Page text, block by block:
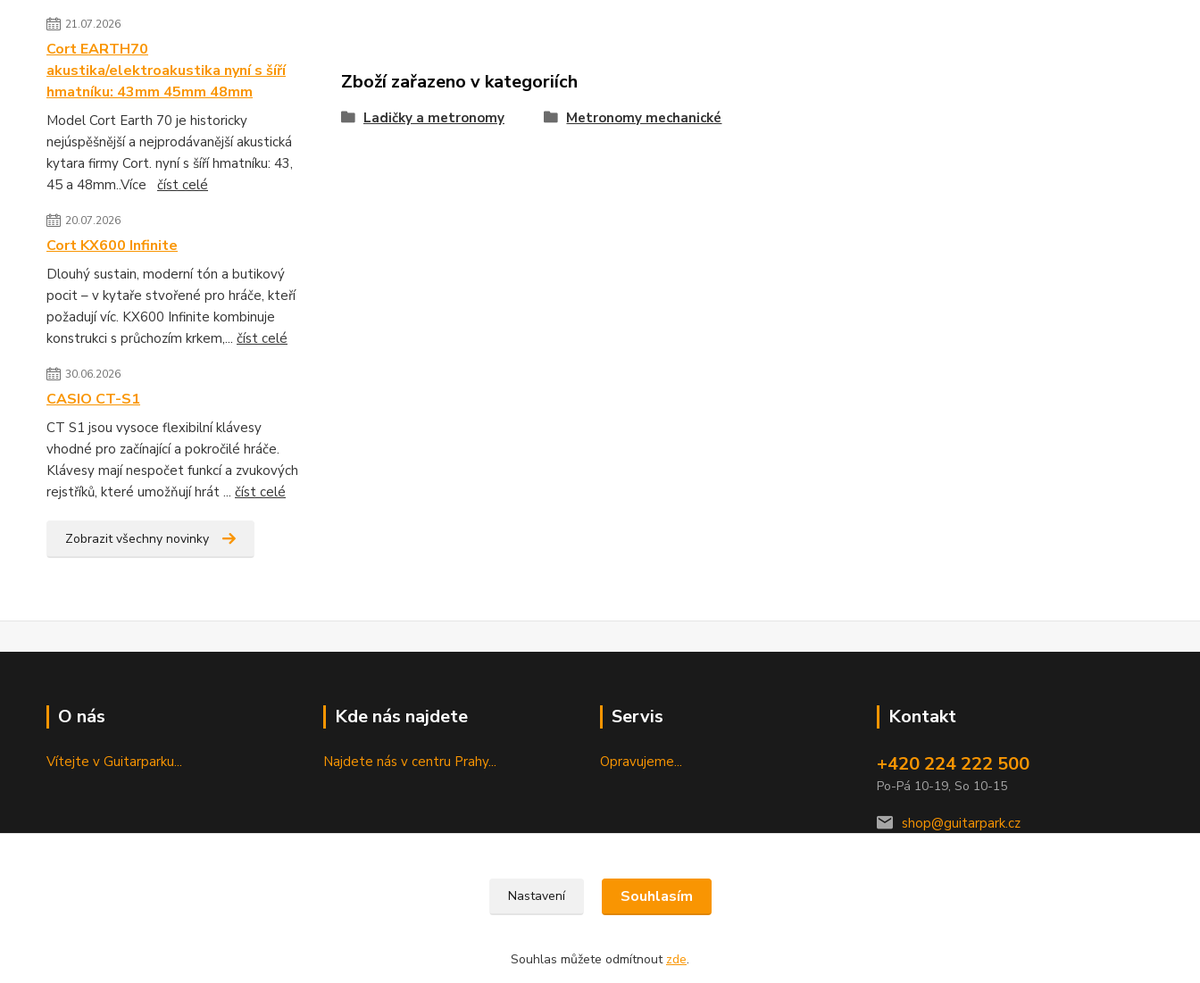
21.07.2026
Cort EARTH70
akustika/elektroakustika nyní s šíří
hmatníku: 43mm 45mm 48mm
Model Cort Earth 70 je historicky
nejúspěšnější a nejprodávanější akustická
kytara firmy Cort. nyní s šíří hmatníku: 43,
45 a 48mm..Více číst celé
20.07.2026
Cort KX600 Infinite
Dlouhý sustain, moderní tón a butikový
pocit – v kytaře stvořené pro hráče, kteří
požadují víc. KX600 Infinite kombinuje
konstrukci s průchozím krkem,... číst celé
30.06.2026
CASIO CT-S1
CT S1 jsou vysoce flexibilní klávesy
vhodné pro začínající a pokročilé hráče.
Klávesy mají nespočet funkcí a zvukových
rejstříků, které umožňují hrát ... číst celé
Zobrazit všechny novinky
Zboží zařazeno v kategoriích
Ladičky a metronomy Metronomy mechanické
O nás
Vítejte v Guitarparku...
Kde nás najdete
Najdete nás v centru Prahy...
Servis
Opravujeme...
Kontakt
+420 224 222 500
Po-Pá 10-19, So 10-15
shop@guitarpark.cz
Nastavení Souhlasím
Souhlas můžete odmítnout zde.